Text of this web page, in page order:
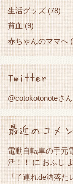
生活グッズ(78)
貧血(9)
赤ちゃんのママへ
Twitter
@cotokotonoteさ
最近のコメ
電動自転車の手元
活！！ に おふじ
「子連れde洒落